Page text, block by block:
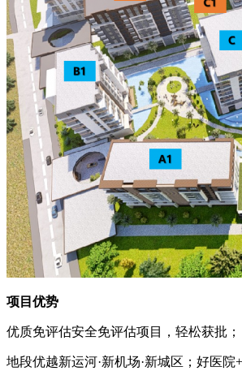
项目优势
优质免评估安全免评估项目，轻松获批；
地段优越新运河·新机场·新城区；好医院